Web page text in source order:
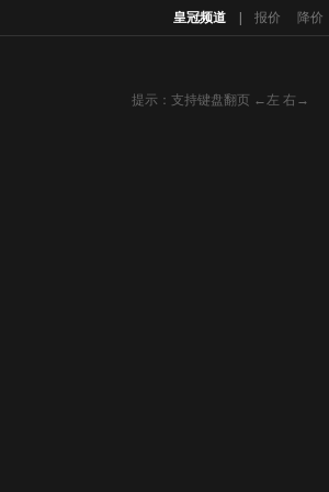
皇冠频道 报价 降价
提示：支持键盘翻页 ←左 右→